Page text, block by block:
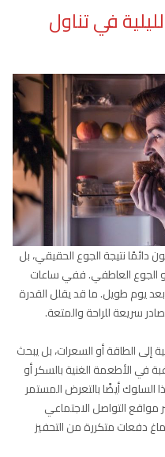
في تناول
دائمًا نتيجة الجوع الحقيقي، بل
الجوع العاطفي. ففي ساعات
يوم طويل. ما قد يقلل القدرة
سريعة للراحة والمتعة.
إلى الطاقة أو السعرات، بل يبحث
في الأطعمة الغنية بالسكر أو
السلوك أيضًا بالتعرض المستمر
مواقع التواصل الاجتماعي
دفعات متكررة من التحفيز